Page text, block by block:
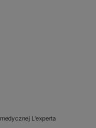
L'experta